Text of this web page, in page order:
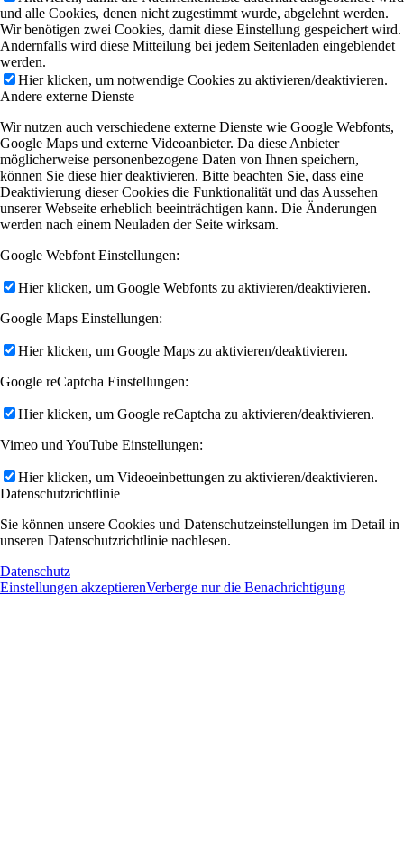
und alle Cookies, denen nicht zugestimmt wurde, abgelehnt werden.
Wir benötigen zwei Cookies, damit diese Einstellung gespeichert wird.
Andernfalls wird diese Mitteilung bei jedem Seitenladen eingeblendet
werden.
Hier klicken, um notwendige Cookies zu aktivieren/deaktivieren.
Andere externe Dienste
Wir nutzen auch verschiedene externe Dienste wie Google Webfonts,
Google Maps und externe Videoanbieter. Da diese Anbieter
möglicherweise personenbezogene Daten von Ihnen speichern,
können Sie diese hier deaktivieren. Bitte beachten Sie, dass eine
Deaktivierung dieser Cookies die Funktionalität und das Aussehen
unserer Webseite erheblich beeinträchtigen kann. Die Änderungen
werden nach einem Neuladen der Seite wirksam.
Google Webfont Einstellungen:
Hier klicken, um Google Webfonts zu aktivieren/deaktivieren.
Google Maps Einstellungen:
Hier klicken, um Google Maps zu aktivieren/deaktivieren.
Google reCaptcha Einstellungen:
Hier klicken, um Google reCaptcha zu aktivieren/deaktivieren.
Vimeo und YouTube Einstellungen:
Hier klicken, um Videoeinbettungen zu aktivieren/deaktivieren.
Datenschutzrichtlinie
Sie können unsere Cookies und Datenschutzeinstellungen im Detail in
unseren Datenschutzrichtlinie nachlesen.
Datenschutz
Einstellungen akzeptierenVerberge nur die Benachrichtigung